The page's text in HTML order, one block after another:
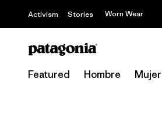
Activism Stories Worn Wear
Featured Hombre Mujer